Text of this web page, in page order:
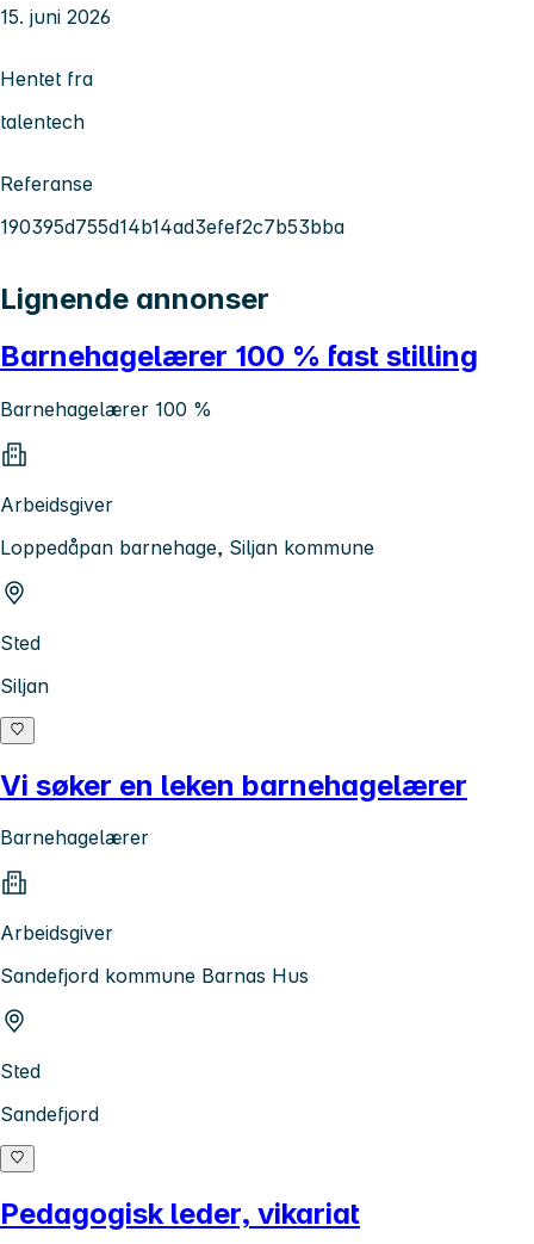
15. juni 2026
Hentet fra
talentech
Referanse
190395d755d14b14ad3efef2c7b53bba
Lignende annonser
Barnehagelærer 100 % fast stilling
Barnehagelærer 100 %
Arbeidsgiver
Loppedåpan barnehage, Siljan kommune
Sted
Siljan
Vi søker en leken barnehagelærer
Barnehagelærer
Arbeidsgiver
Sandefjord kommune Barnas Hus
Sted
Sandefjord
Pedagogisk leder, vikariat